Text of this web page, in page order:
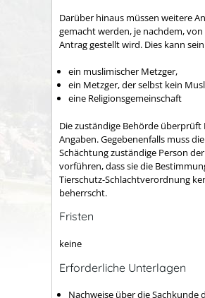
Darüber hinaus müssen weitere
gemacht werden, je nachdem,
Antrag gestellt wird. Dies kann
ein muslimischer Metzger,
ein Metzger, der selbst kein
eine Religionsgemeinschaft
Die zuständige Behörde überprüft
Angaben. Gegebenenfalls muss
Schächtung zuständige Person
vorführen, dass sie die
Tierschutz-Schlachtverordnung
beherrscht.
Fristen
keine
Erforderliche Unterlagen
Nachweise über die Sachkunde